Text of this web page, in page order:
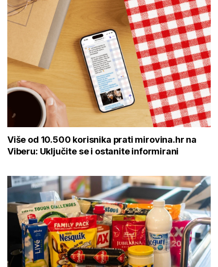
Više od 10.500 korisnika prati mirovina.hr na
Viberu: Uključite se i ostanite informirani